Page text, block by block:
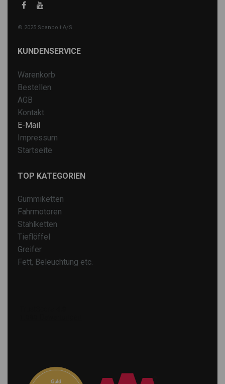
© 2025 Scanbolt A/S
KUNDENSERVICE
Warenkorb
Bestellen
AGB
Kontakt
E-Mail
Impressum
Startseite
TOP KATEGORIEN
Gummiketten
Fahrmotoren
Stahlketten
Tieflöffel
Greifer
Fett, Beleuchtung etc.